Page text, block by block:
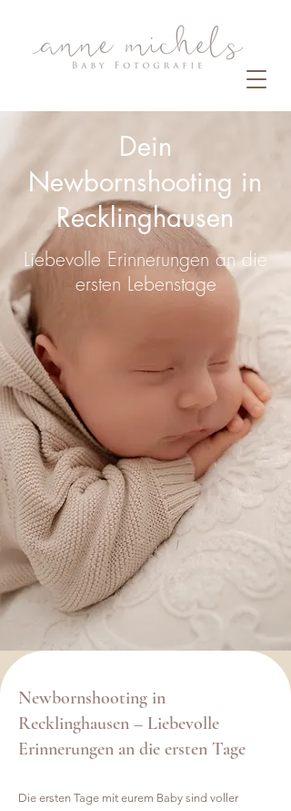
Dein
Newbornshooting in
Recklinghausen
Liebevolle Erinnerungen an die
ersten Lebenstage
Newbornshooting in
Recklinghausen – Liebevolle
Erinnerungen an die ersten Tage
Die ersten Tage mit eurem Baby sind voller